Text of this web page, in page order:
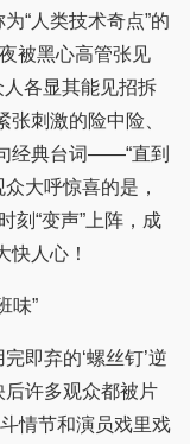
“人类技术奇点”的
被黑心高管张见
人各显其能见招拆
张刺激的险中险、
经典台词——“直到
大呼惊喜的是，
刻“变声”上阵，成
快人心！
味”
即弃的‘螺丝钉’逆
后许多观众都被片
情节和演员戏里戏